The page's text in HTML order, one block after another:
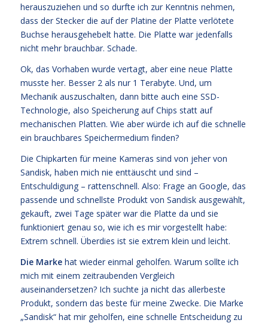
herauszuziehen und so durfte ich zur Kenntnis nehmen,
dass der Stecker die auf der Platine der Platte verlötete
Buchse herausgehebelt hatte. Die Platte war jedenfalls
nicht mehr brauchbar. Schade.
Ok, das Vorhaben wurde vertagt, aber eine neue Platte
musste her. Besser 2 als nur 1 Terabyte. Und, um
Mechanik auszuschalten, dann bitte auch eine SSD-
Technologie, also Speicherung auf Chips statt auf
mechanischen Platten. Wie aber würde ich auf die schnelle
ein brauchbares Speichermedium finden?
Die Chipkarten für meine Kameras sind von jeher von
Sandisk, haben mich nie enttäuscht und sind –
Entschuldigung – rattenschnell. Also: Frage an Google, das
passende und schnellste Produkt von Sandisk ausgewählt,
gekauft, zwei Tage später war die Platte da und sie
funktioniert genau so, wie ich es mir vorgestellt habe:
Extrem schnell. Überdies ist sie extrem klein und leicht.
Die Markehat wieder einmal geholfen. Warum sollte ich
mich mit einem zeitraubenden Vergleich
auseinandersetzen? Ich suchte ja nicht das allerbeste
Produkt, sondern das beste für meine Zwecke. Die Marke
„Sandisk“ hat mir geholfen, eine schnelle Entscheidung zu